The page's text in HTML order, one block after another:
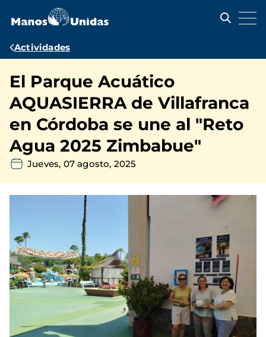
contenido
Ruta
navegación
Actividades
El Parque Acuático
AQUASIERRA de Villafranca
en Córdoba se une al "Reto
Agua 2025 Zimbabue"
Jueves, 07 agosto, 2025